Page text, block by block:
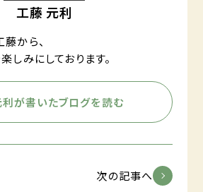
工藤 元利
から、
しみにしております。
が書いたブログを読む
次の記事へ